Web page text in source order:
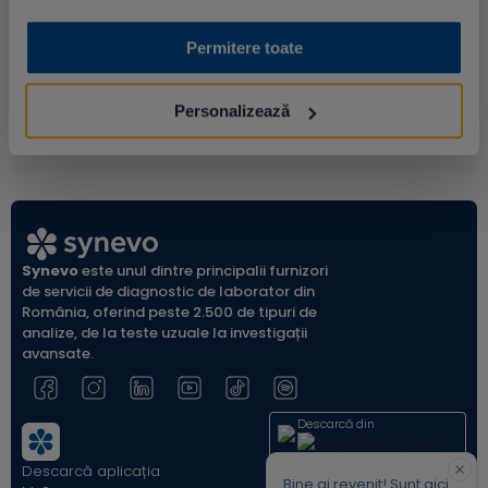
Permitere toate
Personalizează
Preț: 4389.00 lei
Synevoeste unul dintre principalii furnizori
de servicii de diagnostic de laborator din
România, oferind peste 2.500 de tipuri de
analize, de la teste uzuale la investigații
avansate.
Descarcă aplicația
Descarcă din